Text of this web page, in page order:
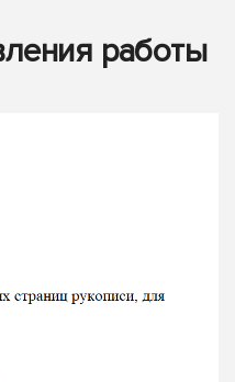
работы